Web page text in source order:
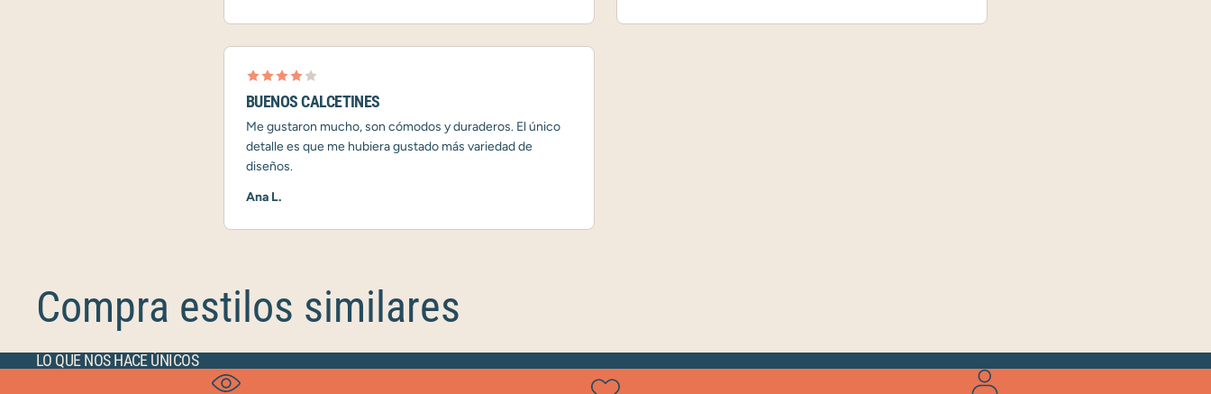
BUENOS CALCETINES
Me gustaron mucho, son cómodos y duraderos. El único
detalle es que me hubiera gustado más variedad de
diseños.
Ana L.
Compra estilos similares
LO QUE NOS HACE ÚNICOS